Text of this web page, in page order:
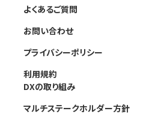
よくあるご質問
お問い合わせ
プライバシーポリシー
利用規約
DXの取り組み
マルチステークホルダー方針